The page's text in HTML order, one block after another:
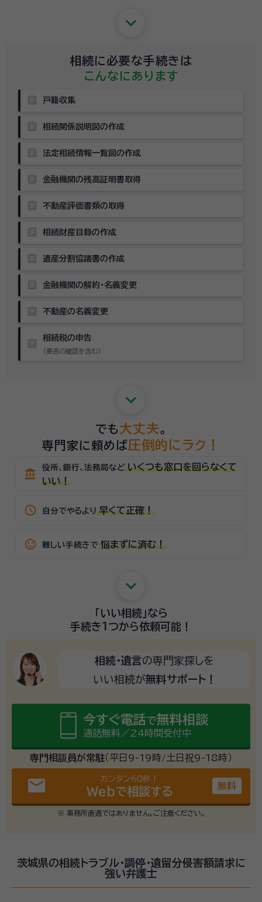
keyboard_arrow_down
相続に必要な手続きは
こんなにあります
戸籍収集
相続関係説明図の作成
法定相続情報一覧図の作成
金融機関の残高証明書取得
不動産評価書類の取得
相続財産目録の作成
遺産分割協議書の作成
金融機関の解約・名義変更
不動産の名義変更
相続税の申告
（要否の確認を含む）
keyboard_arrow_down
でも 大丈夫。
専門家に頼めば圧倒的にラク！
account_balance 役所、銀行、法務局など いくつも窓口を回らなくて
いい！
schedule 自分でやるより 早くて正確！
sentiment_satisfied_alt 難しい手続きで 悩まずに済む！
keyboard_arrow_down
「いい相続」なら
手続き1つから依頼可能！
相続・遺言の専門家探しを
いい相続が無料サポート！
今すぐ電話で無料相談
通話無料／24時間受付中
専門相談員が常駐（平日9-19時/土日祝9-18時）
email カンタン60秒！
Webで相談する 無料
※ 事務所直通ではありません。ご注意ください。
茨城県の相続トラブル・調停・遺留分侵害額請求に
強い弁護士